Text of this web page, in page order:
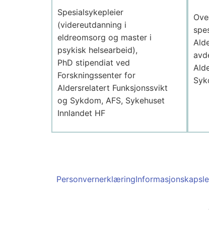
Spesialsykepleier
(videreutdanning i
eldreomsorg og master i
psykisk helsearbeid),
PhD stipendiat ved
Forskningssenter for
Aldersrelatert Funksjonssvikt
og Sykdom, AFS, Sykehuset
Innlandet HF
Personvernerklæring